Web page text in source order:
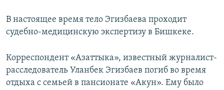
В настоящее время тело Эгизбаева проходит
судебно-медицинскую экспертизу в Бишкеке.
Корреспондент «Азаттыка», известный журналист-
расследователь Уланбек Эгизбаев погиб во время
отдыха с семьей в пансионате «Акун». Ему было